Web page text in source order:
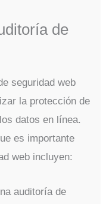
de
seguridad web
la protección de
datos en línea.
es importante
web incluyen:
auditoría de